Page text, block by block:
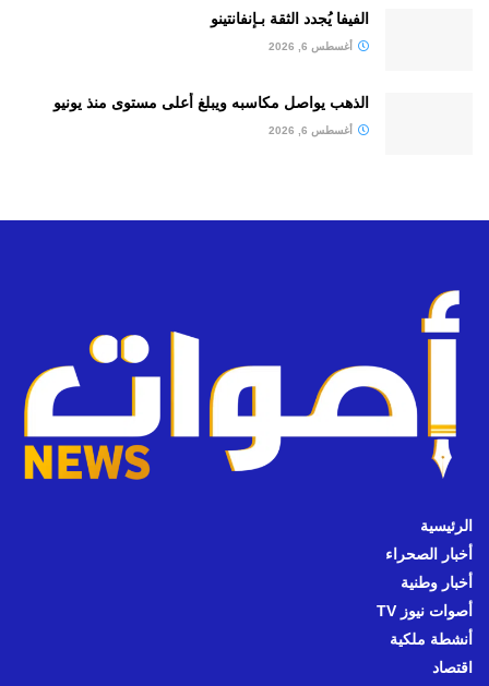
الفيفا يُجدد الثقة بـإنفانتينو
أغسطس 6, 2026
الذهب يواصل مكاسبه ويبلغ أعلى مستوى منذ يونيو
أغسطس 6, 2026
الرئيسية
أخبار الصحراء
أخبار وطنية
أصوات نيوز TV
أنشطة ملكية
اقتصاد